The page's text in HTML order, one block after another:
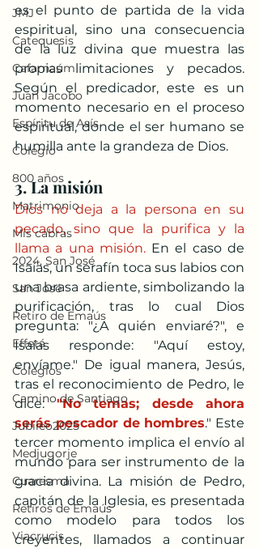
JMJ
Catequesis
Cafarnaúm
Juan Jacobo
Espíritu de Asís
Colegio
800 años
Matrimonio
Mis cabras
2024, San José
San José
Retiro de Emaús
Effetá
Colegios
Camino de Santiago
Jubileo2025
Medjugorje
Cuaresma
Retiros de Emaús
Viacrucis
es el punto de partida de la vida
espiritual, sino una consecuencia
de la luz divina que muestra las
propias limitaciones y pecados.
Según el predicador, este es un
momento necesario en el proceso
espiritual, donde el ser humano se
humilla ante la grandeza de Dios.
3. La misión
Dios no deja a la persona en su
pecado, sino que la purifica y la
llama a una misión. En el caso de
Isaías, un serafín toca sus labios con
una brasa ardiente, simbolizando la
purificación, tras lo cual Dios
pregunta: "¿A quién enviaré?", e
Isaías responde: "Aquí estoy,
envíame." De igual manera, Jesús,
tras el reconocimiento de Pedro, le
dice: "No temas; desde ahora
serás pescador de hombres." Este
tercer momento implica el envío al
mundo para ser instrumento de la
gracia divina. La misión de Pedro,
capitán de la Iglesia, es presentada
como modelo para todos los
creyentes, llamados a continuar